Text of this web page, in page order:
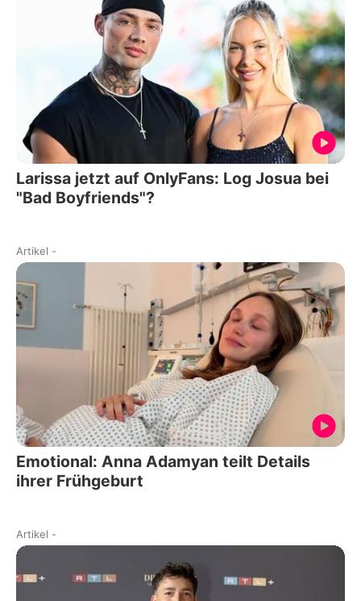
Larissa jetzt auf OnlyFans: Log Josua bei
"Bad Boyfriends"?
Artikel -
Emotional: Anna Adamyan teilt Details
ihrer Frühgeburt
Artikel -